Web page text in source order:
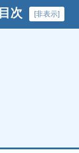
次 [非表示]